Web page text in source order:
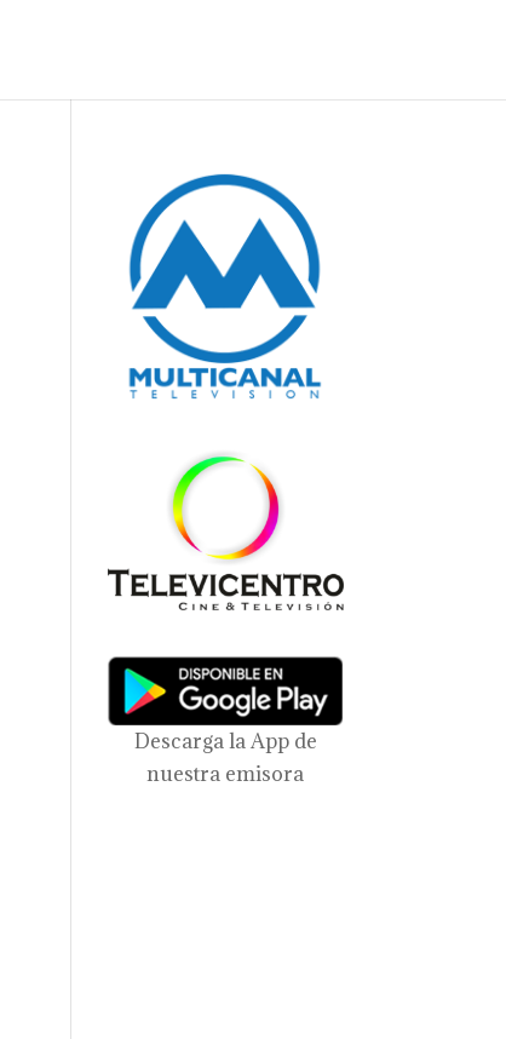
Descarga la App de
nuestra emisora